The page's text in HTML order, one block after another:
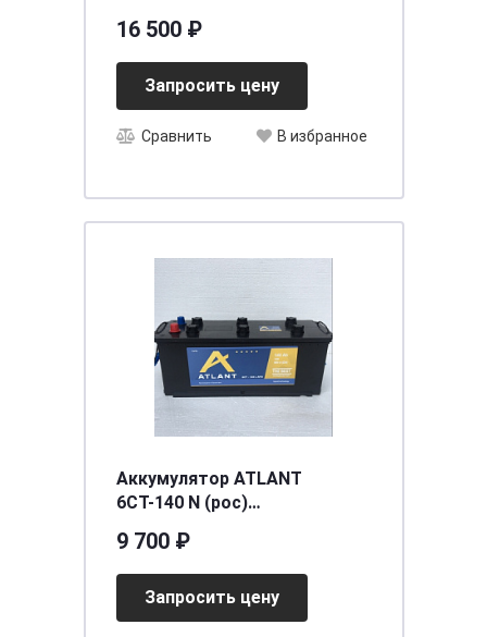
16 500 ₽
Запросить цену
Сравнить В избранное
Аккумулятор ATLANT
6СТ-140 N (рос)
9 700 ₽
Запросить цену